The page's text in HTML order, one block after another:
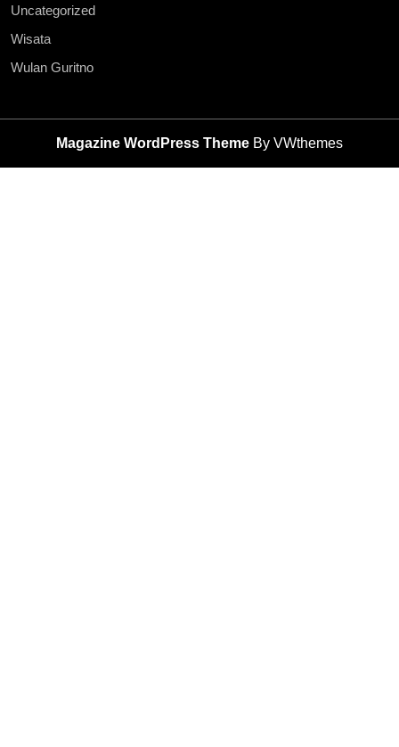
Uncategorized
Wisata
Wulan Guritno
Magazine WordPress Theme By VWthemes